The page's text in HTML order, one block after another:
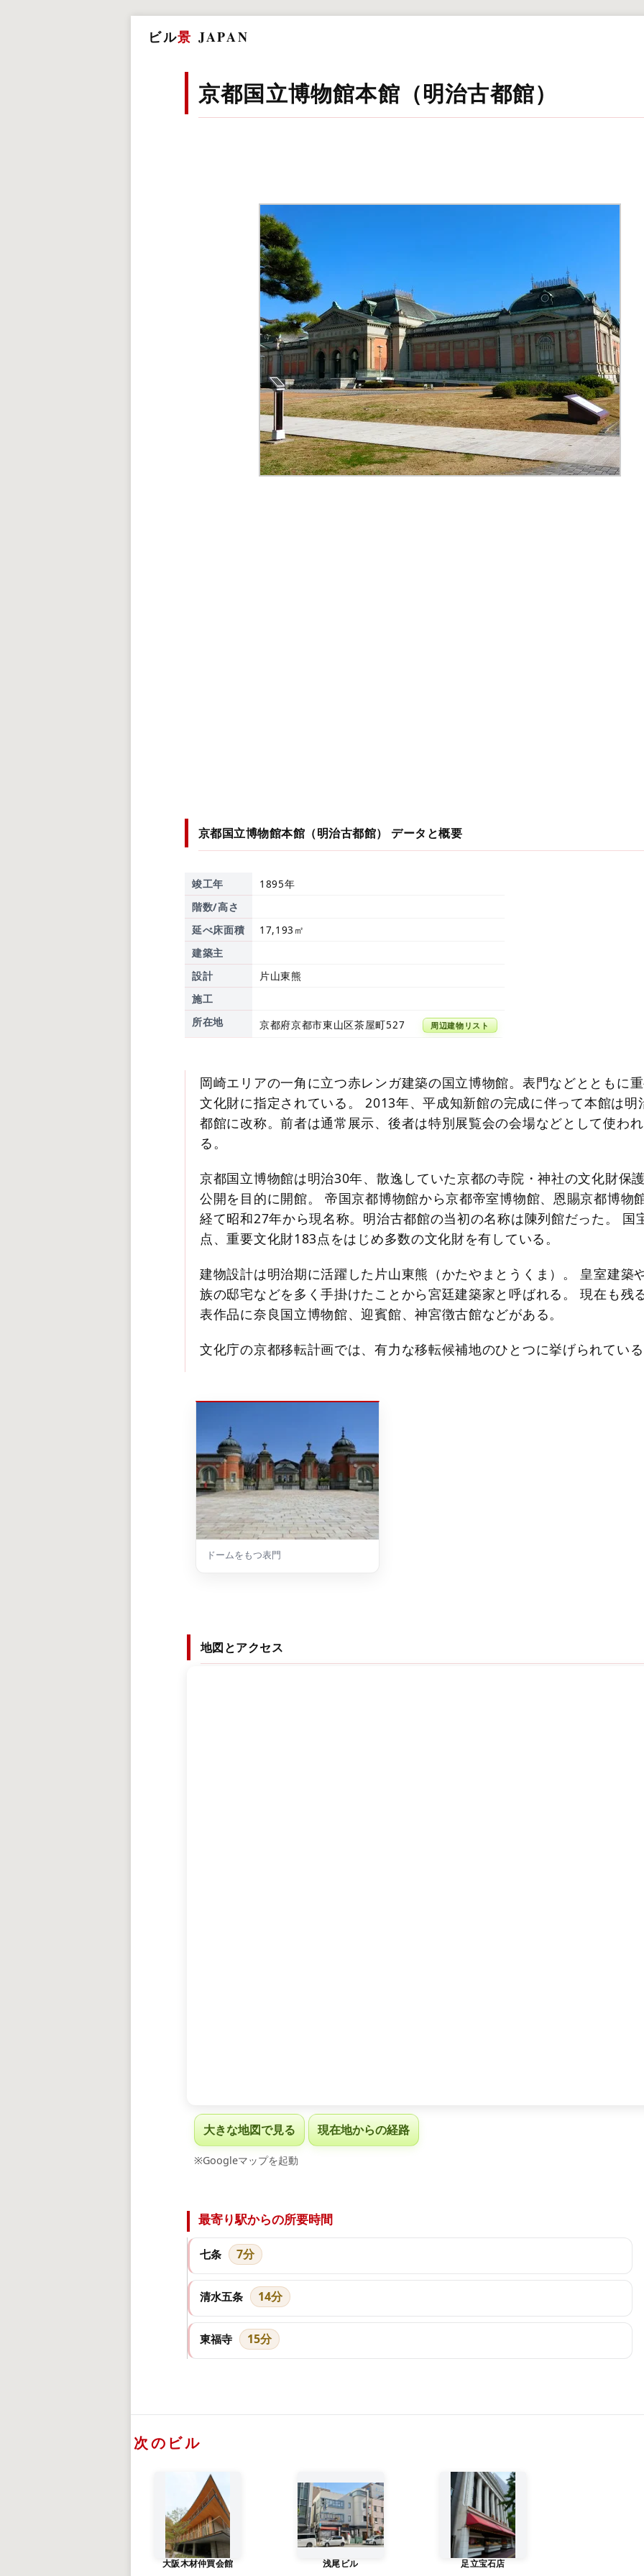
ビル景 JAPAN
京都国立博物館本館（明治古都館）
京都国立博物館本館（明治古都館） データと概要
竣工年
1895年
階数/高さ
延べ床面積
17,193㎡
建築主
設計
片山東熊
施工
所在地
京都府京都市東山区茶屋町527 周辺建物リスト
岡崎エリアの一角に立つ赤レンガ建築の国立博物館。表門などとともに
文化財に指定されている。 2013年、平成知新館の完成に伴って本館は明
都館に改称。前者は通常展示、後者は特別展覧会の会場などとして使われ
る。
京都国立博物館は明治30年、散逸していた京都の寺院・神社の文化財保
公開を目的に開館。 帝国京都博物館から京都帝室博物館、恩賜京都博物
経て昭和27年から現名称。明治古都館の当初の名称は陳列館だった。 国
点、重要文化財183点をはじめ多数の文化財を有している。
建物設計は明治期に活躍した片山東熊（かたやまとうくま）。 皇室建築
族の邸宅などを多く手掛けたことから宮廷建築家と呼ばれる。 現在も残
表作品に奈良国立博物館、迎賓館、神宮徴古館などがある。
文化庁の京都移転計画では、有力な移転候補地のひとつに挙げられてい
ドームをもつ表門
地図とアクセス
大きな地図で見る 現在地からの経路
※Googleマップを起動
最寄り駅からの所要時間
七条 7分
清水五条 14分
東福寺 15分
次のビル
大阪木材仲買会館 浅尾ビル 足立宝石店